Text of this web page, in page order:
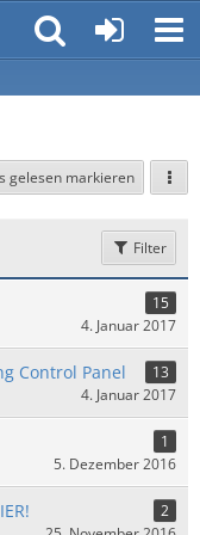
gelesen markieren
Filter
15
4. Januar 2017
Control Panel
13
4. Januar 2017
1
5. Dezember 2016
2